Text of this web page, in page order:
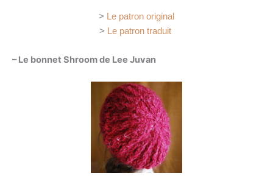
>
Le patron original
>
Le patron traduit
– Le bonnet Shroom de Lee Juvan